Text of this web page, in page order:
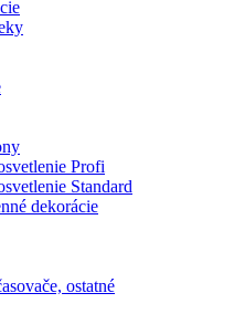
Profi
Standard
dekorácie
ostatné